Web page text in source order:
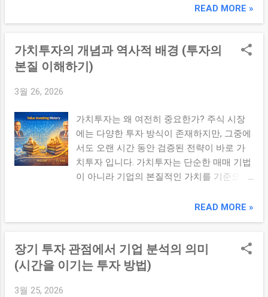
다. 3. 고성장 기업 vs 일반 기업 항목 고성장
기업 일반 기업 성장 속도 빠름 완만 변동성
적 수익 4. 투자자가 자주 하는 실수 성장률만
보...
기업에 투자하여 미래 수익 확대를 기대하는
재 이익보다 미래의 성장 가능성에 집중하는
투자 방식입니다. 매출 성장 시장 확대 기술
을 창출할 수 있는 기업을 찾습니다. ② 시장
확장성 기업이 속한 시장이 성장하고 있는지
확인해야 합니다. ③ 경쟁력 확보 기술, 브랜
드, 네트워크 효과 등 지속 가능한 경쟁력을
가진 기업이 중요합니다. 3. 성장투자 vs 가치
현재 가치 지표 매출 성장률 PER, PBR 리스크
높을 수 있음 상대적으로 낮음 4. 성장투자에
점유율 확대 산업 성장성 ...
READ MORE »
가치투자의 개념과 역사적 배경 (투자의
본질 이해하기)
3월 26, 2026
가치투자는 왜 여전히 중요한가? 주식 시장
에는 다양한 투자 방식이 존재하지만, 그중에
서도 오랜 시간 동안 검증된 전략이 바로 가
치투자 입니다. 가치투자는 단순한 매매 기법
이 아니라 기업의 본질적인 가치를 기준으로
는 기업의 내재가치 대비 저평가된 주식을 찾
는 전략으로, 장기적으로 안정적인 수익을 추
념 가치투자는 기업의 실제 가치(내재가치)와
시장 가격의 차이를 이용하는 투자 방식입니
READ MORE »
장기 투자 관점에서 기업 분석의 의미
(시간을 이기는 투자 방법)
3월 25, 2026